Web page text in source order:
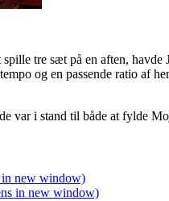
tre sæt på en aften,
og en passende ratio af
var i stand til både at fylde
in new window)
in new window)